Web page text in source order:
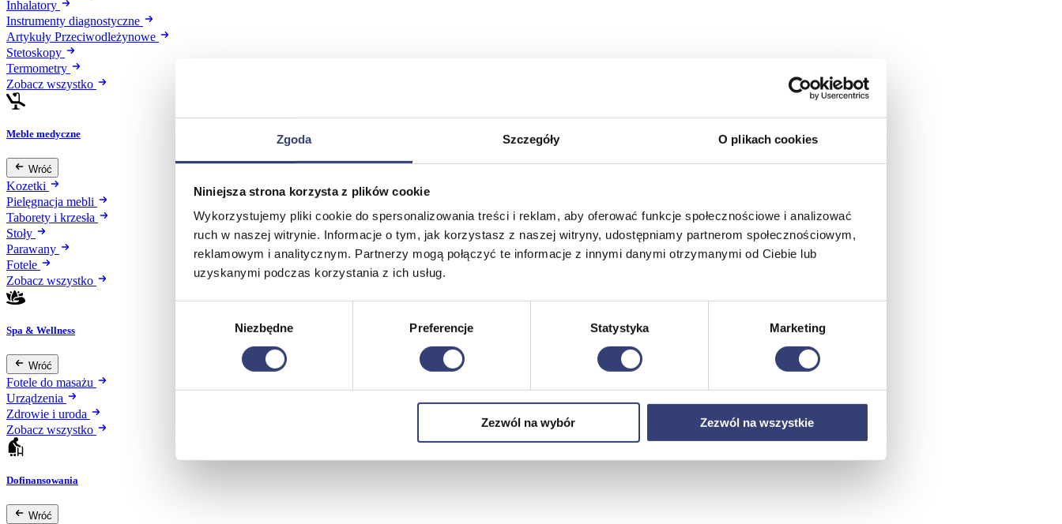
Zgoda Szczegóły O plikach cookies
Niniejsza strona korzysta z plików cookie
Wykorzystujemy pliki cookie do spersonalizowania treści i reklam, aby oferować funkcje społecznościowe i analizować
ruch w naszej witrynie. Informacje o tym, jak korzystasz z naszej witryny, udostępniamy partnerom społecznościowym,
reklamowym i analitycznym. Partnerzy mogą połączyć te informacje z innymi danymi otrzymanymi od Ciebie lub
uzyskanymi podczas korzystania z ich usług.
Niezbędne Preferencje Statystyka Marketing
Zezwól na wybór Zezwól na wszystkie
Inhalatory
Instrumenty diagnostyczne
Artykuły Przeciwodleżynowe
Stetoskopy
Termometry
Zobacz wszystko
Meble medyczne
Wróć
Kozetki
Pielęgnacja mebli
Taborety i krzesła
Stoły
Parawany
Fotele
Zobacz wszystko
Spa & Wellness
Wróć
Fotele do masażu
Urządzenia
Zdrowie i uroda
Zobacz wszystko
Dofinansowania
Wróć